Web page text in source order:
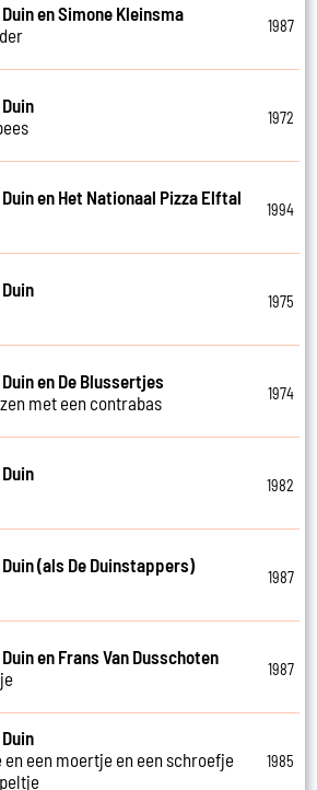
Duin en Simone Kleinsma
1987
1972
Duin en Het Nationaal Pizza Elftal
1994
1975
Duin en De Blussertjes
met een contrabas
1974
1982
Duin (als De Duinstappers)
1987
en Frans Van Dusschoten
1987
en een moertje en een schroefje
1985